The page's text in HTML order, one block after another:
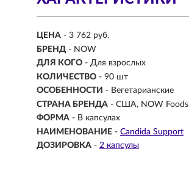
ЦЕНА - 3 762 руб.
БРЕНД - NOW
ДЛЯ КОГО - Для взрослых
КОЛИЧЕСТВО - 90 шт
ОСОБЕННОСТИ - Вегетарианские
СТРАНА БРЕНДА - США, NOW Foods
ФОРМА - В капсулах
НАИМЕНОВАНИЕ - Candida Support
ДОЗИРОВКА - 2 капсулы